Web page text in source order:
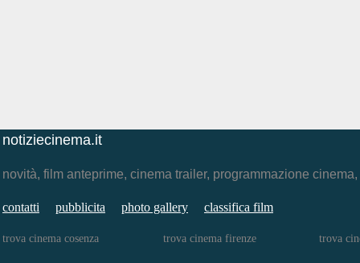
notiziecinema.it
novità, film anteprime, cinema trailer, programmazione
contatti pubblicita photo gallery classifica film
trova cinema cosenza trova cinema firenze trova